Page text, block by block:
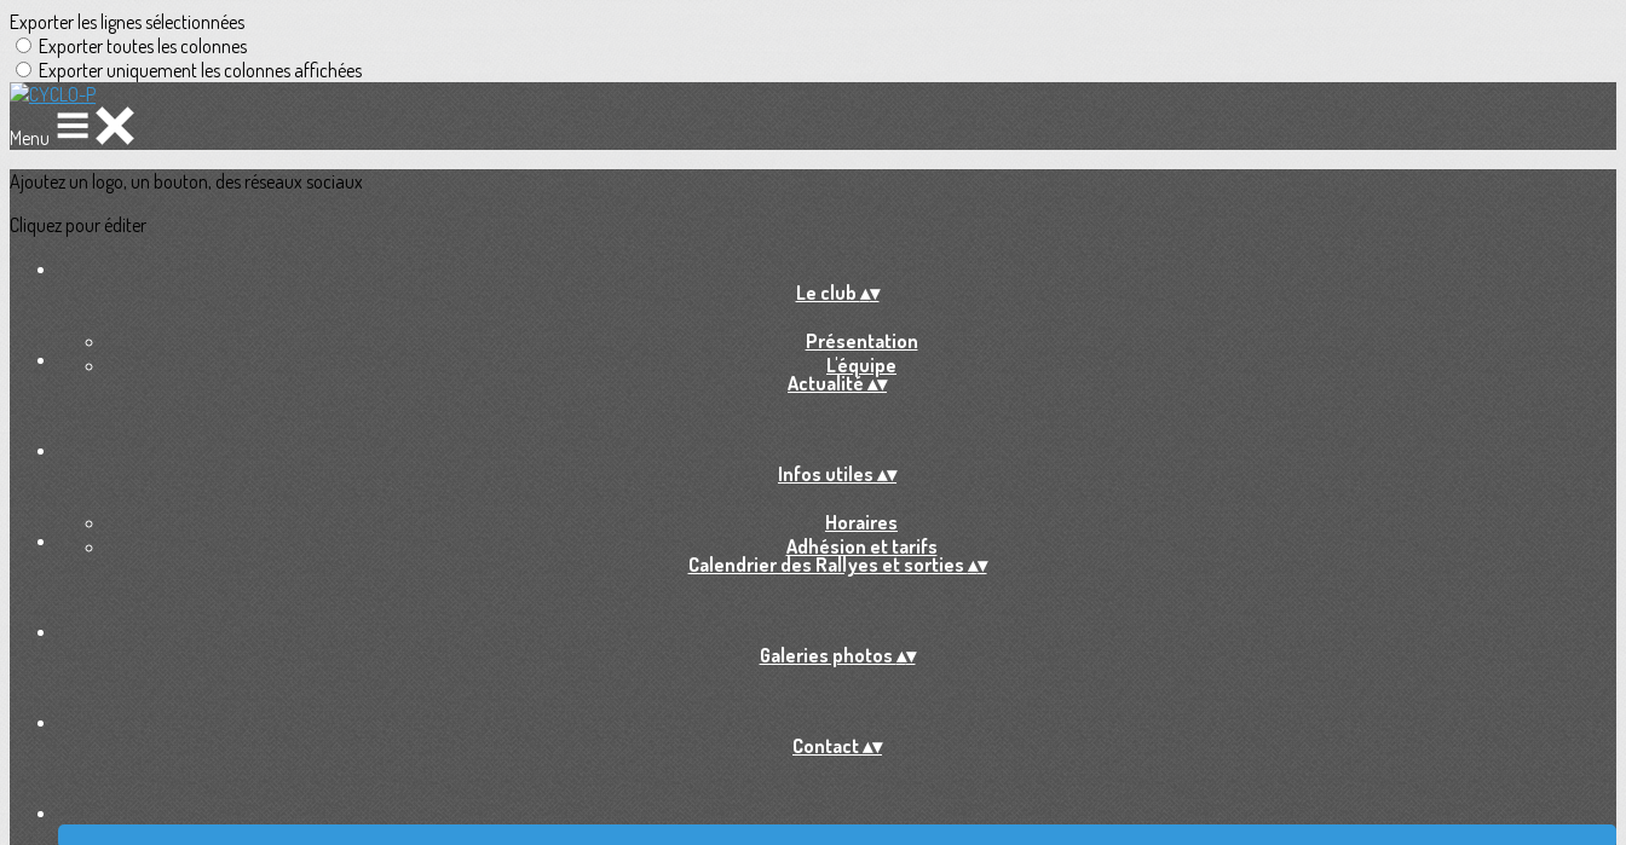
Exporter les lignes sélectionnées
Exporter toutes les colonnes
Exporter uniquement les colonnes affichées
Menu
Ajoutez un logo, un bouton, des réseaux sociaux
Cliquez pour éditer
Le club ▴▾
Présentation
L'équipe
Actualité ▴▾
Infos utiles ▴▾
Horaires
Adhésion et tarifs
Calendrier des Rallyes et sorties ▴▾
Galeries photos ▴▾
Contact▴▾